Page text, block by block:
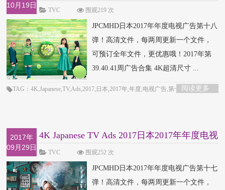
10月19日 广告第
TVC 围观219 次
JPCMHD日本2017年年度电视广告第十八
弹！高清文件，每两周更新一个文件，
可预订全年文件，更优惠哦！2017年第
39.40.41周广告合集 4K超清尺寸 ...
阅读更多
TAG：4K,Japanese,TV,Ads,2017,日本,2017年,年度,电视广告,第十八弹
2017年
09月29日
4K Japanese TV Ads 2017日本2017年年度电视
广告第
TVC 围观252 次
JPCMHD日本2017年年度电视广告第十七
弹！高清文件，每两周更新一个文件，